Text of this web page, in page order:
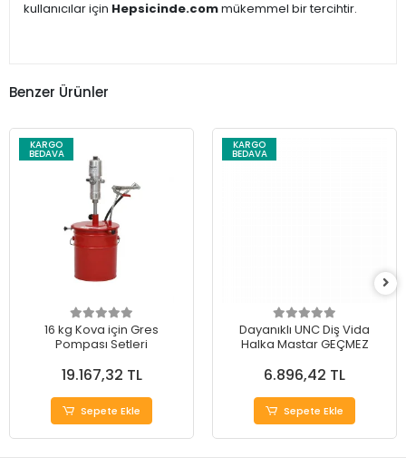
kullanıcılar için Hepsicinde.commükemmel bir tercihtir.
Benzer Ürünler
KARGO
BEDAVA
16 kg Kova için Gres
Pompası Setleri
19.167,32 TL
Sepete Ekle
KARGO
BEDAVA
Dayanıklı UNC Diş Vida
Halka Mastar GEÇMEZ
6.896,42 TL
Sepete Ekle